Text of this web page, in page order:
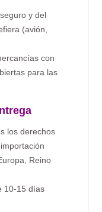
y del
(avión,
con
para las
los derechos
Reino
10-15 días